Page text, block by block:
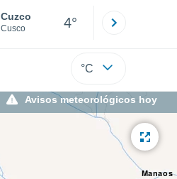
Cuzco
Cusco 4°
°C
Avisos meteorológicos hoy
Manaos